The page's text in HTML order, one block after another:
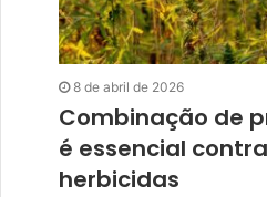
8 de abril de 2026
Combinação de
é essencial
herbicidas